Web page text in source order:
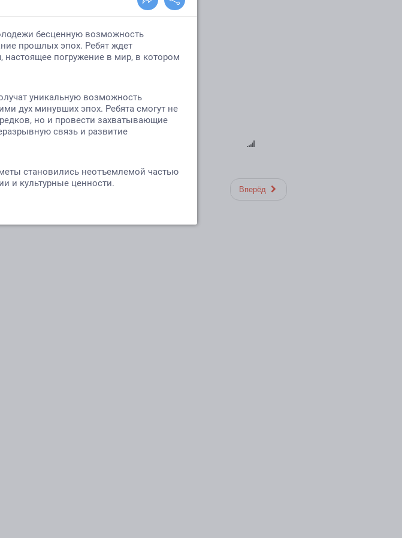
Вперёд